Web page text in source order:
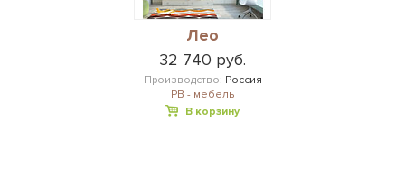
Лео
32 740 руб.
Производство: Россия
РВ - мебель
В корзину